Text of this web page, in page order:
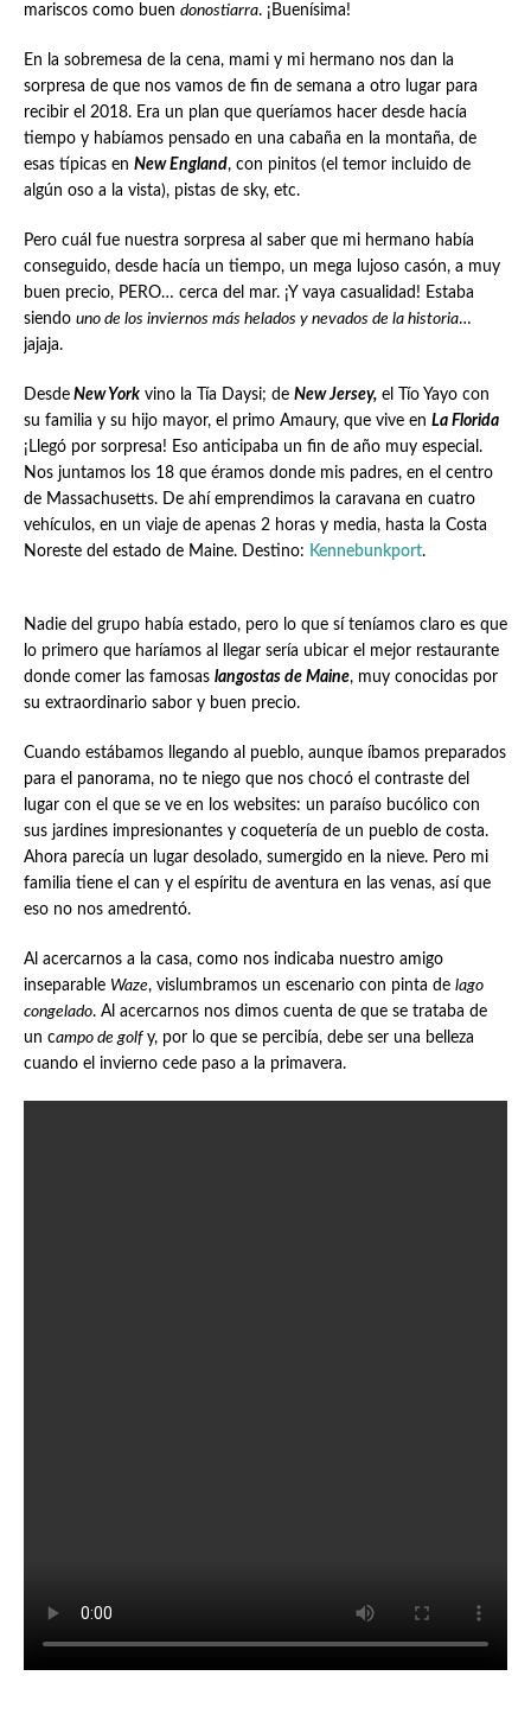
mariscos como buen donostiarra. ¡Buenísima!
En la sobremesa de la cena, mami y mi hermano nos dan la
sorpresa de que nos vamos de fin de semana a otro lugar para
recibir el 2018. Era un plan que queríamos hacer desde hacía
tiempo y habíamos pensado en una cabaña en la montaña, de
esas típicas en New England, con pinitos (el temor incluido de
algún oso a la vista), pistas de sky, etc.
Pero cuál fue nuestra sorpresa al saber que mi hermano había
conseguido, desde hacía un tiempo, un mega lujoso casón, a muy
buen precio, PERO… cerca del mar. ¡Y vaya casualidad! Estaba
siendo uno de los inviernos más helados y nevados de la historia…
jajaja.
Desde New York vino la Tía Daysi; de New Jersey, el Tío Yayo con
su familia y su hijo mayor, el primo Amaury, que vive en La Florida
¡Llegó por sorpresa! Eso anticipaba un fin de año muy especial.
Nos juntamos los 18 que éramos donde mis padres, en el centro
de Massachusetts. De ahí emprendimos la caravana en cuatro
vehículos, en un viaje de apenas 2 horas y media, hasta la Costa
Noreste del estado de Maine. Destino: Kennebunkport.
Nadie del grupo había estado, pero lo que sí teníamos claro es que
lo primero que haríamos al llegar sería ubicar el mejor restaurante
donde comer las famosas langostas de Maine, muy conocidas por
su extraordinario sabor y buen precio.
Cuando estábamos llegando al pueblo, aunque íbamos preparados
para el panorama, no te niego que nos chocó el contraste del
lugar con el que se ve en los websites: un paraíso bucólico con
sus jardines impresionantes y coquetería de un pueblo de costa.
Ahora parecía un lugar desolado, sumergido en la nieve. Pero mi
familia tiene el can y el espíritu de aventura en las venas, así que
eso no nos amedrentó.
Al acercarnos a la casa, como nos indicaba nuestro amigo
inseparable Waze, vislumbramos un escenario con pinta de lago
congelado. Al acercarnos nos dimos cuenta de que se trataba de
un campo de golfy, por lo que se percibía, debe ser una belleza
cuando el invierno cede paso a la primavera.